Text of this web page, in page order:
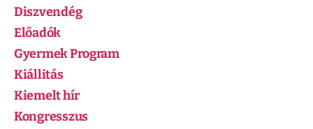
Diszvendég
Előadók
Gyermek Program
Kiállitás
Kiemelt hír
Kongresszus